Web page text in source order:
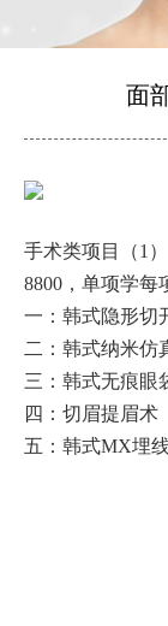
面
手术类项目（1
8800 ，单项学每
一：韩式隐形切
二：韩式纳米仿
三：韩式无痕眼
四：切眉提眉术
五：韩式MX埋